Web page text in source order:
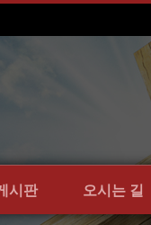
시판 오시는 길